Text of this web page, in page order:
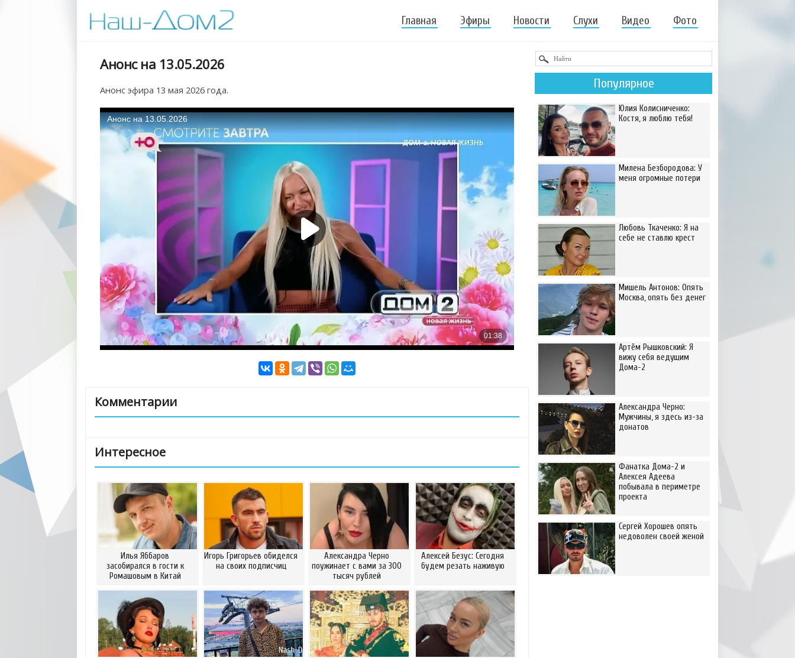
Главная Эфиры Новости Слухи Видео Фото
Анонс на 13.05.2026
Анонс эфира 13 мая 2026 года.
Комментарии
Интересное
Илья Яббаров
засобирался в гости к
Ромашовым в Китай
Игорь Григорьев обиделся
на своих подписчиц
Александра Черно
поужинает с вами за 300
тысяч рублей
Алексей Безус: Сегодня
будем резать наживую
Популярное
Юлия Колисниченко:
Костя, я люблю тебя!
Милена Безбородова: У
меня огромные потери
Любовь Ткаченко: Я на
себе не ставлю крест
Мишель Антонов: Опять
Москва, опять без денег
Артём Рышковский: Я
вижу себя ведущим
Дома-2
Александра Черно:
Мужчины, я здесь из-за
донатов
Фанатка Дома-2 и
Алексея Адеева
побывала в периметре
проекта
Сергей Хорошев опять
недоволен своей женой